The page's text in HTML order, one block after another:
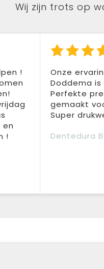
Wij zijn trots op
!
en
!
Onze
Doddema
Perfekte
gemaakt
Super
Dentedura